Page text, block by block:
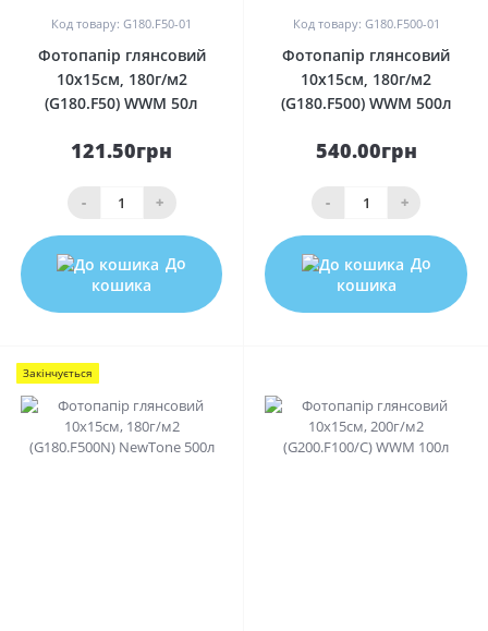
Код товару: G180.F50-01
Фотопапір глянсовий
10х15см, 180г/м2
(G180.F50) WWM 50л
121.50грн
- +
До
кошика
Код товару: G180.F500-01
Фотопапір глянсовий
10х15см, 180г/м2
(G180.F500) WWM 500л
540.00грн
- +
До
кошика
Закінчується